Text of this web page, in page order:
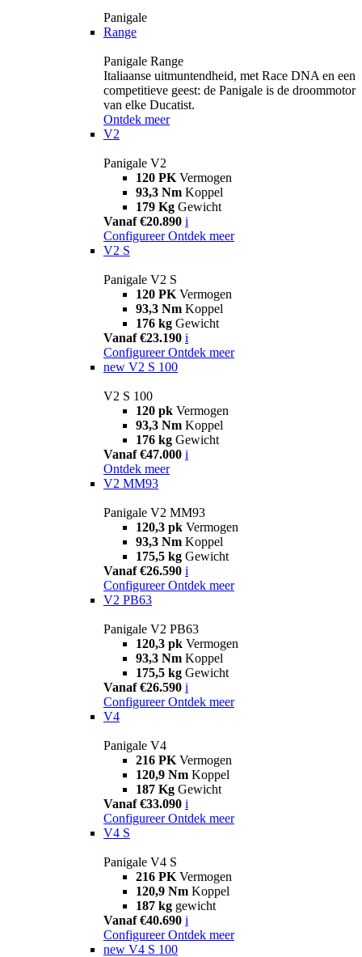
Panigale
Range
Panigale Range
Italiaanse uitmuntendheid, met Race DNA en een
competitieve geest: de Panigale is de droommotor
van elke Ducatist.
Ontdek meer
V2
Panigale V2
120 PK Vermogen
93,3 Nm Koppel
179 Kg Gewicht
Vanaf €20.890 i
Configureer Ontdek meer
V2 S
Panigale V2 S
120 PK Vermogen
93,3 Nm Koppel
176 kg Gewicht
Vanaf €23.190 i
Configureer Ontdek meer
new V2 S 100
V2 S 100
120 pk Vermogen
93,3 Nm Koppel
176 kg Gewicht
Vanaf €47.000 i
Ontdek meer
V2 MM93
Panigale V2 MM93
120,3 pk Vermogen
93,3 Nm Koppel
175,5 kg Gewicht
Vanaf €26.590 i
Configureer Ontdek meer
V2 PB63
Panigale V2 PB63
120,3 pk Vermogen
93,3 Nm Koppel
175,5 kg Gewicht
Vanaf €26.590 i
Configureer Ontdek meer
V4
Panigale V4
216 PK Vermogen
120,9 Nm Koppel
187 Kg Gewicht
Vanaf €33.090 i
Configureer Ontdek meer
V4 S
Panigale V4 S
216 PK Vermogen
120,9 Nm Koppel
187 kg gewicht
Vanaf €40.690 i
Configureer Ontdek meer
new V4 S 100